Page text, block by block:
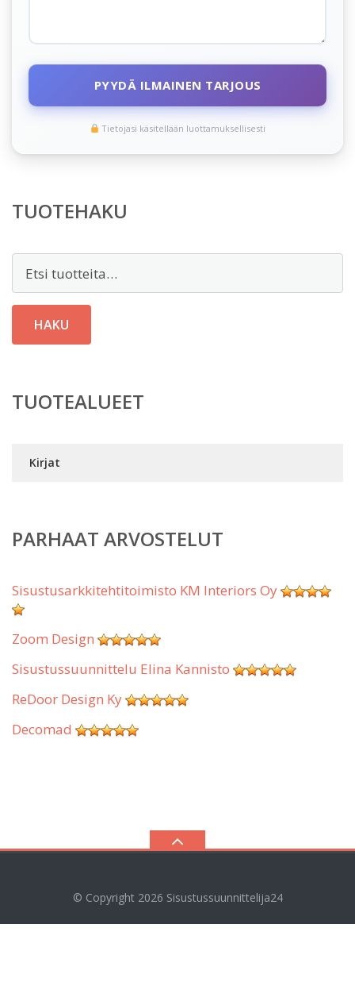
PYYDÄ ILMAINEN TARJOUS
Tietojasi käsitellään luottamuksellisesti
TUOTEHAKU
HAKU
TUOTEALUEET
Kirjat
PARHAAT ARVOSTELUT
Sisustusarkkitehtitoimisto KM Interiors Oy
Zoom Design
Sisustussuunnittelu Elina Kannisto
ReDoor Design Ky
Decomad
© Copyright 2026 Sisustussuunnittelija24